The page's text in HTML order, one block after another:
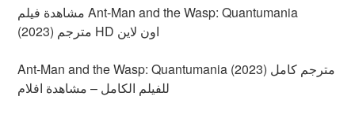
مشاهدة فيلم Ant-Man and the Wasp: Quantumania
(2023) مترجم HD اون لاين
Ant-Man and the Wasp: Quantumania (2023) مترجم كامل
للفيلم الكامل – مشاهدة افلام